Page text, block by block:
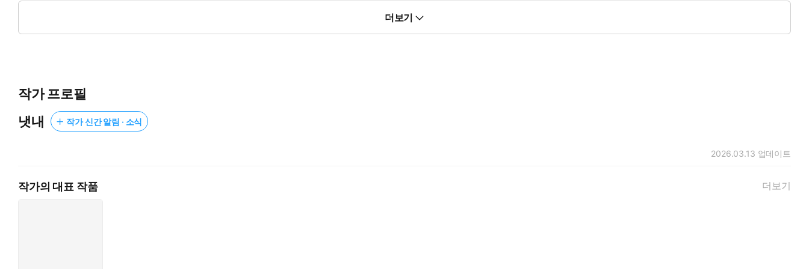
이번 생에서만큼은 제 목숨도, 소중한 사람들도 잃을 수 없다. 정휘는 전생의 비극을 되풀이하지 않기 위해 우이겸을 멀리하려 하지만—그는….
더는 사모하지 않기 위해 애쓰고, 전생에서 벌어졌던 사건들을 바꾸기 위해 몸부림치지만, 이상하게도 노력은 모두 허사가 되고 피하고 싶었던 악몽은 다시 되풀이된다.
…마치, 누군가 이 모든 것을 의도한 것처럼.
더보기
작가 프로필
냇내
작가 신간 알림 · 소식
2026.03.13 업데이트
작가의 대표 작품 더보기